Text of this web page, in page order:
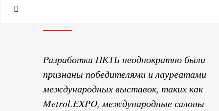
Разработки ПКТБ неоднократно были
признаны победителями и лауреатами
международных выставок, таких как
Metrol.EXPO, международные салоны